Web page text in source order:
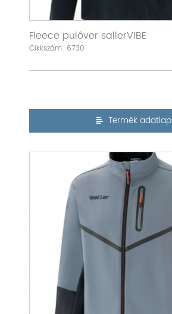
Fleece pulóver sallerVIBE
Cikkszám: 6730
Termék adatlap